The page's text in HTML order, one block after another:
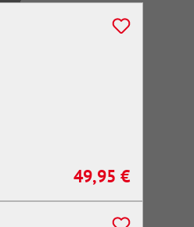
Regulärer Preis:
49,95 €